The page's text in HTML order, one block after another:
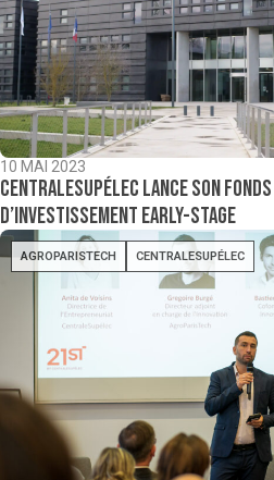
10 MAI 2023
CentraleSupélec lance son fonds
d’investissement early-stage
AGROPARISTECH CENTRALESUPÉLEC